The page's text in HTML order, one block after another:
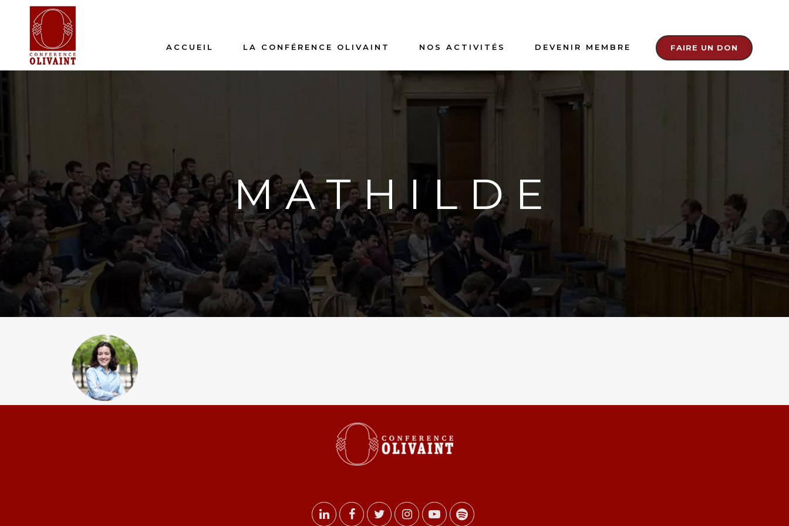
FAIRE UN DON
ACCUEIL LA CONFÉRENCE OLIVAINT NOS ACTIVITÉS DEVENIR MEMBRE
MATHILDE